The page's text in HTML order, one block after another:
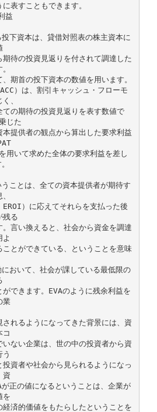
表すこともできます。
益
下資本は、貸借対照表の株主資本に
待の投資見返りを付されて調達した
期首の投下資本の数値を用います。
）は、割引キャッシュ・フローモ
、
の期待の投資見返りを表す数値で
じた
提供者の観点から算出した要求利益
用いて求めた全体の要求利益を差し
ことは、全ての資本提供者が期待す
）に応えてそれらを支払った後
残る
。言い換えると、社会から資金を調達
ことができている、ということを意味
おいて、社会が課している最低限の
できます。EVAのように残余利益を
業
れるようになってきた背景には、資
コ
いない企業は、世の中の投資者から資
資者や社会から見られるようになっ
資
正の値になるということは、企業が
を
済的価値をもたらしたということを